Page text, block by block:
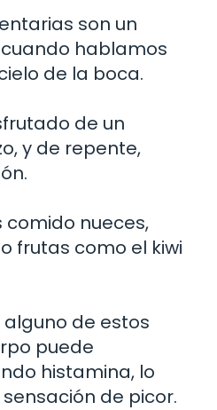
son un
hablamos
de la boca.
de un
y de repente,
comido nueces,
frutas como el kiwi
alguno de estos
puede
histamina, lo
de picor.